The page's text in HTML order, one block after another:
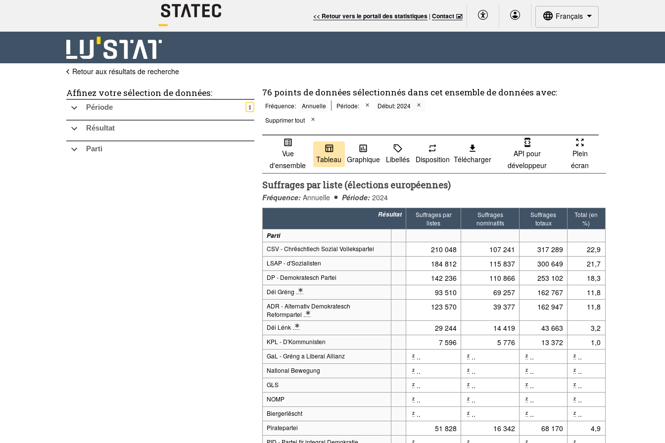
<< Retour vers le portail des statistiques |Contact 🖃 Français
Retour aux résultats de recherche
Affinez votre sélection de données:
Période 1
Résultat
Parti
76 points de données sélectionnés dans cet ensemble de données avec:
Fréquence: Annuelle Période:
Début: 2024
Supprimer tout
Vue
d'ensemble
Tableau Graphique Libellés Disposition Télécharger
API pour
développeur
Plein
écran
Suffrages par liste (élections européennes)
Fréquence: Annuelle Période: 2024
Résultat
Suffrages par
listes
Suffrages
nominatifs
Suffrages
totaux
Total (en
%)
Parti
CSV - Chrëschtlech Sozial Vollekspartei
210 048 107 241 317 289 22,9
LSAP - d'Sozialisten 184 812 115 837 300 649 21,7
DP - Demokratesch Partei 142 236 110 866 253 102 18,3
Déi Gréng
* Note Parti 2: En 1994: GLEI-GAP.
93 510 69 257 162 767 11,8
ADR - Alternativ Demokratesch
Reformpartei
* Note Parti 2: En avril 2006, l'ADR a changé son nom de Aktiounskomitee fir Demokratie a Rentegerechtegkeet en Alternativ Demokratesch
123 570 39 377 162 947 11,8
Déi Lénk
* Note Parti 2: En 1994: Nei Lénk.
29 244 14 419 43 663 3,2
KPL - D'Kommunisten 7 596 5 776 13 372 1,0
GaL - Gréng a Liberal Allianz z .. z .. z .. z ..
National Bewegung z .. z .. z .. z ..
GLS z .. z .. z .. z ..
NOMP z .. z .. z .. z ..
Biergerlëscht z .. z .. z .. z ..
Piratepartei 51 828 16 342 68 170 4,9
z z z z